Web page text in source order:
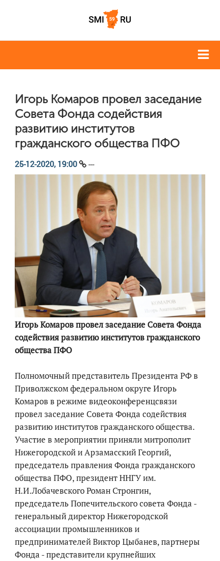
Игорь Комаров провел заседание
Совета Фонда содействия
развитию институтов
гражданского общества ПФО
25-12-2020, 19:00 ---
Игорь Комаров провел заседание Совета Фонда
содействия развитию институтов гражданского
общества ПФО
Полномочный представитель Президента РФ в
Приволжском федеральном округе Игорь
Комаров в режиме видеоконференцсвязи
провел заседание Совета Фонда содействия
развитию институтов гражданского общества.
Участие в мероприятии приняли митрополит
Нижегородской и Арзамасский Георгий,
председатель правления Фонда гражданского
общества ПФО, президент ННГУ им.
Н.И.Лобачевского Роман Стронгин,
председатель Попечительского совета Фонда -
генеральный директор Нижегородской
ассоциации промышленников и
предпринимателей Виктор Цыбанев, партнеры
Фонда - представители крупнейших